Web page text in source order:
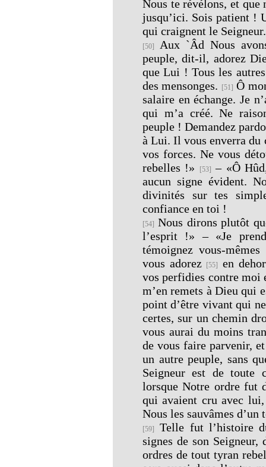
Nous te révélons, et
jusqu’ici. Sois patient !
qui craignent le Seigneur.
[50]
Aux `Âd Nous
peuple, dit-il, adorez
que Lui ! Tous les
des mensonges. [51] Ô
salaire en échange. Je
qui m’a créé. Ne
peuple ! Demandez
à Lui. Il vous enverra du
vos forces. Ne vous
rebelles !»
[53] – «Ô
aucun signe évident.
divinités sur tes
confiance en toi !
[54] Nous dirons plutôt
l’esprit !» – «Je
témoignez vous-
vous adorez [55]
en
vos perfidies contre moi
m’en remets à Dieu qui
point d’être vivant qui
certes, sur un chemin
vous aurai du moins
de vous faire parvenir,
un autre peuple, sans
Seigneur est de toute
lorsque Notre ordre fut
qui avaient cru avec
Nous les sauvâmes
[59]
Telle fut l’histoire
signes de son Seigneur,
ordres de tout tyran